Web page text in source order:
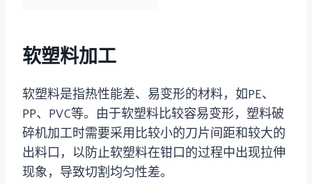
软塑料加工
软塑料是指热性能差、易变形的材料，如PE、
PP、PVC等。由于软塑料比较容易变形，塑料破
碎机加工时需要采用比较小的刀片间距和较大的
出料口，以防止软塑料在钳口的过程中出现拉伸
现象，导致切割均匀性差。